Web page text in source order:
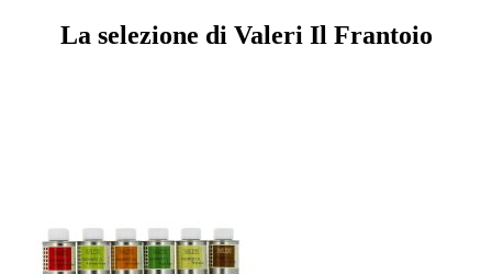
La selezione di Valeri Il Frantoio